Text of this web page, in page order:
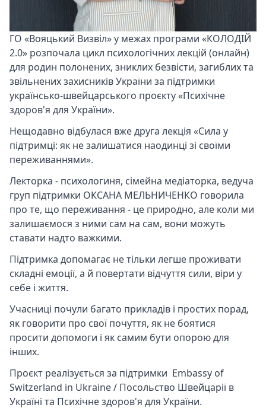
ГО «Вояцький Визвіл» у межах програми «КОЛОДІЙ
2.0» розпочала цикл психологічних лекцій (онлайн)
для родин полонених, зниклих безвісти, загиблих та
звільнених захисників України за підтримки
українсько-швейцарського проєкту «Психічне
здоров'я для України».
Нещодавно відбулася вже друга лекція «Сила у
підтримці: як не залишатися наодинці зі своїми
переживаннями».
Лекторка - психологиня, сімейна медіаторка, ведуча
груп підтримки ОКСАНА МЕЛЬНИЧЕНКО говорила
про те, що переживання - це природно, але коли ми
залишаємося з ними сам на сам, вони можуть
ставати надто важкими.
Підтримка допомагає не тільки легше проживати
складні емоції, а й повертати відчуття сили, віри у
себе і життя.
Учасниці почули багато прикладів і простих порад,
як говорити про свої почуття, як не боятися
просити допомоги і як самим бути опорою для
інших.
Проєкт реалізується за підтримки Embassy of
Switzerland in Ukraine / Посольство Швейцарії в
Україні та Психічне здоров'я для України.